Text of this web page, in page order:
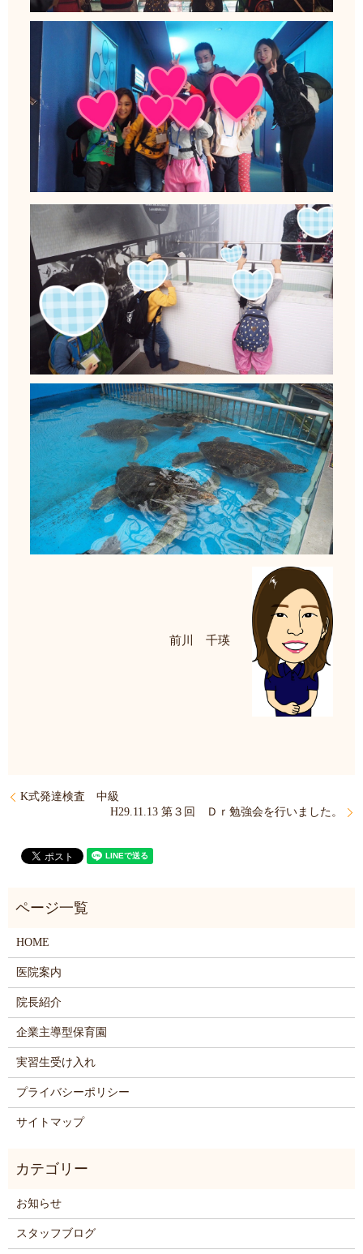
前川 千瑛
K式発達検査 中級
H29.11.13 第３回 Ｄｒ勉強会を行いました。
HOME
医院案内
院長紹介
企業主導型保育園
実習生受け入れ
プライバシーポリシー
サイトマップ
お知らせ
スタッフブログ